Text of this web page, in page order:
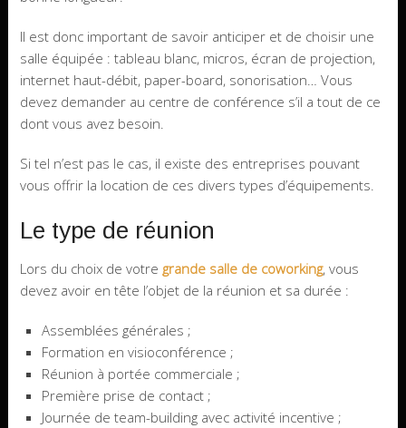
Il est donc important de savoir anticiper et de choisir une
salle équipée : tableau blanc, micros, écran de projection,
internet haut-débit, paper-board, sonorisation… Vous
devez demander au centre de conférence s’il a tout de ce
dont vous avez besoin.
Si tel n’est pas le cas, il existe des entreprises pouvant
vous offrir la location de ces divers types d’équipements.
Le type de réunion
Lors du choix de votre grande salle de coworking, vous
devez avoir en tête l’objet de la réunion et sa durée :
Assemblées générales ;
Formation en visioconférence ;
Réunion à portée commerciale ;
Première prise de contact ;
Journée de team-building avec activité incentive ;